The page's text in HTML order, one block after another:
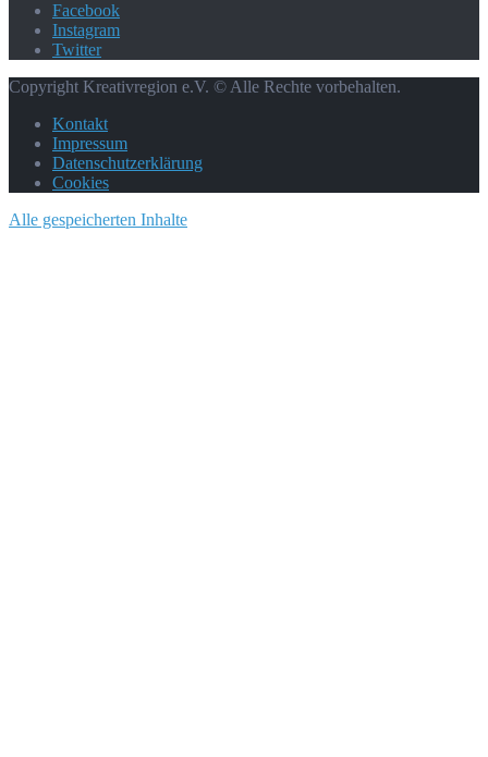
Facebook
Instagram
Twitter
Copyright Kreativregion e.V. © Alle Rechte vorbehalten.
Kontakt
Impressum
Datenschutzerklärung
Cookies
Alle gespeicherten Inhalte